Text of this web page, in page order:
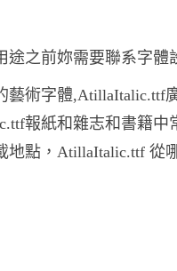
之前妳需要聯系字體
藝術字體,AtillaItalic.ttf
報紙和雜志和書籍
點，AtillaItalic.ttf 從